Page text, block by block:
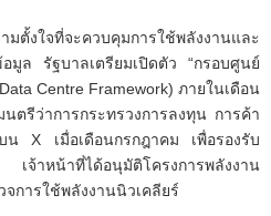
ใจที่จะควบคุมการใช้พลังงานและ
มูล รัฐบาลเตรียมเปิดตัว “กรอบศูนย์
Centre Framework) ภายในเดือน
ตรีว่าการกระทรวงการลงทุน การค้า
X เมื่อเดือนกรกฎาคม เพื่อรองรับ
จ้าหน้าที่ได้อนุมัติโครงการพลังงาน
การใช้พลังงานนิวเคลียร์